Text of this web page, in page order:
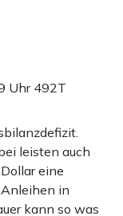
Uhr 492T
leisten auch
eine
in
kann so was